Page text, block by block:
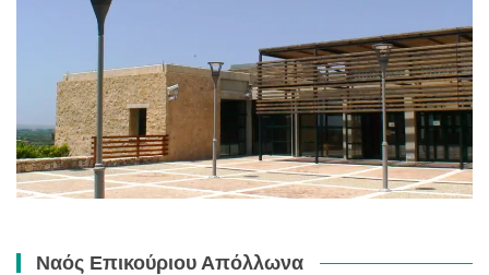
Ναός Επικούριου Απόλλωνα